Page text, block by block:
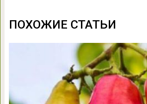
ПОХОЖИЕ СТАТЬИ